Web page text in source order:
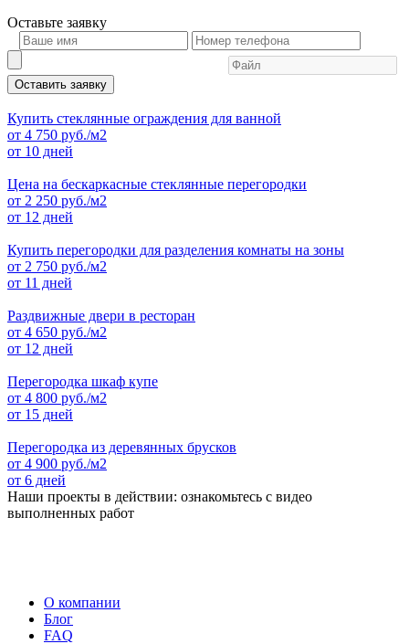
Оставьте заявку
Оставить заявку
Купить стеклянные ограждения для ванной
от 4 750 руб./м2
от 10 дней
Цена на бескаркасные стеклянные перегородки
от 2 250 руб./м2
от 12 дней
Купить перегородки для разделения комнаты на зоны
от 2 750 руб./м2
от 11 дней
Раздвижные двери в ресторан
от 4 650 руб./м2
от 12 дней
Перегородка шкаф купе
от 4 800 руб./м2
от 15 дней
Перегородка из деревянных брусков
от 4 900 руб./м2
от 6 дней
Наши проекты в действии: ознакомьтесь с видео
выполненных работ
О компании
Блог
FAQ